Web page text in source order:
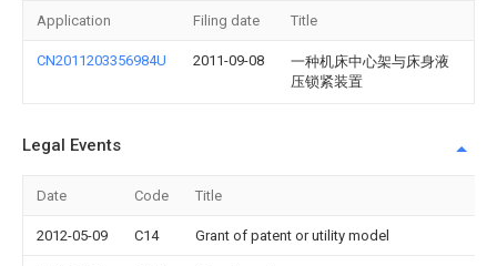
Application Filing date Title
CN2011203356984U 2011-09-08
一种机床中心架与床身液
压锁紧装置
Legal Events
Date Code Title
2012-05-09 C14 Grant of patent or utility model